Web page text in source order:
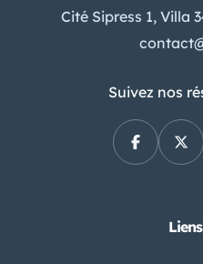
Cité Sipress 1, Villa
Suivez nos